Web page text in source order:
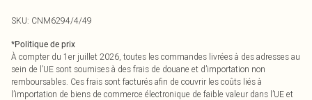
SKU: CNM6294/4/49
*Politique de prix
À compter du 1er juillet 2026, toutes les commandes livrées à des adresses au
sein de l’UE sont soumises à des frais de douane et d’importation non
remboursables. Ces frais sont facturés afin de couvrir les coûts liés à
l’importation de biens de commerce électronique de faible valeur dans l’UE et